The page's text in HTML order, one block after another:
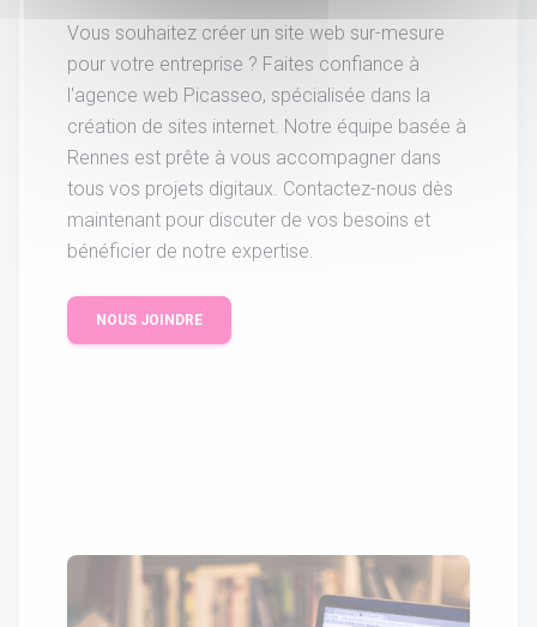
Vous souhaitez créer un site web sur-mesure
pour votre entreprise ? Faites confiance à
l'agence web Picasseo, spécialisée dans la
création de sites internet. Notre équipe basée à
Rennes est prête à vous accompagner dans
tous vos projets digitaux. Contactez-nous dès
maintenant pour discuter de vos besoins et
bénéficier de notre expertise.
NOUS JOINDRE